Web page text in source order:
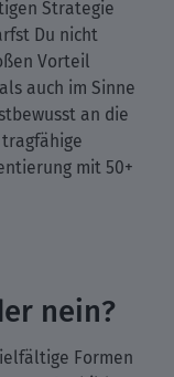
Strategie
Du nicht
Vorteil
auch im Sinne
an die
mit 50+
nein?
Formen